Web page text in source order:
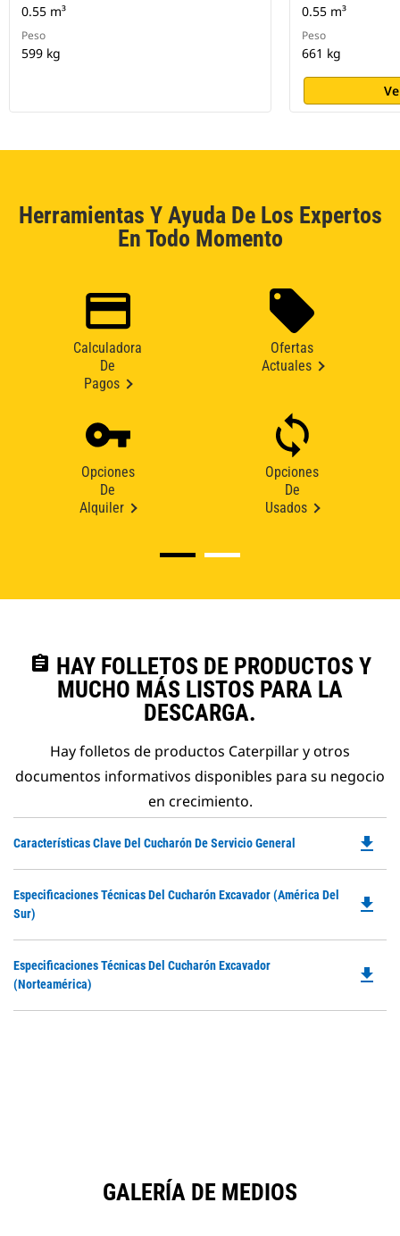
0.55 m³
Peso
599 kg
0.55 m³
Peso
661 kg
Herramientas Y Ayuda De Los Expertos
En Todo Momento
Calculadora
De
Pagos
Ofertas
Actuales
Opciones
De
Alquiler
Opciones
De
Usados
assignment HAY FOLLETOS DE PRODUCTOS Y
MUCHO MÁS LISTOS PARA LA
DESCARGA.
Hay folletos de productos Caterpillar y otros
documentos informativos disponibles para su negocio
en crecimiento.
Características Clave Del Cucharón De Servicio General file_download
Especificaciones Técnicas Del Cucharón Excavador (América Del
Sur)
file_download
Especificaciones Técnicas Del Cucharón Excavador
(Norteamérica)
file_download
GALERÍA DE MEDIOS